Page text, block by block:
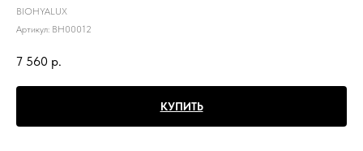
BIOHYALUX
Артикул: BH00012
7 560 р.
КУПИТЬ